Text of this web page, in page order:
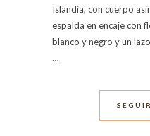
Islandia, con cuerpo
espalda en encaje con
blanco y negro y un
…